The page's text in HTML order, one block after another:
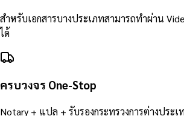
สำหรับเอกสารบางประเภทสามารถทำผ่าน
ได้
ครบวงจร One-Stop
Notary + แปล + รับรองกระทรวงการต่างประ